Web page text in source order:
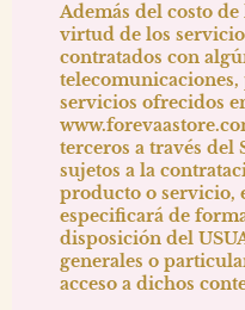
Además del costo
virtud de los
contratados con
servicios ofrecidos
terceros a través del
sujetos a la
producto o servicio,
especificará de
disposición del
generales o
acceso a dichos